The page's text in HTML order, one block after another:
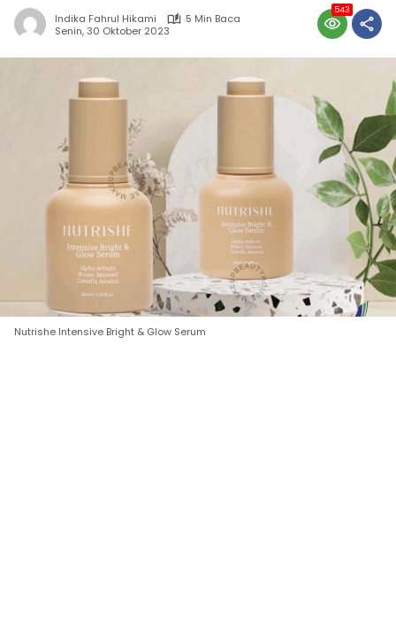
Indika Fahrul Hikami
5 Min Baca
Senin, 30 Oktober 2023
543
Nutrishe Intensive Bright & Glow Serum